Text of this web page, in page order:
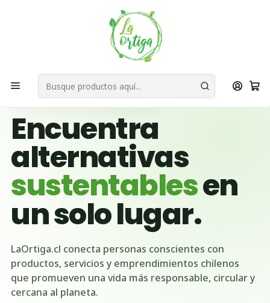
Bienvenid@s a quienes quieren un planeta más verde...
Nuestra Misión
Productos Accesorios
🌱 BUSCADOR VERDE DE CHILE
Encuentra
alternativas
sustentablesen
un solo lugar.
LaOrtiga.cl conecta personas conscientes con
productos, servicios y emprendimientos chilenos
que promueven una vida más responsable, circular y
cercana al planeta.